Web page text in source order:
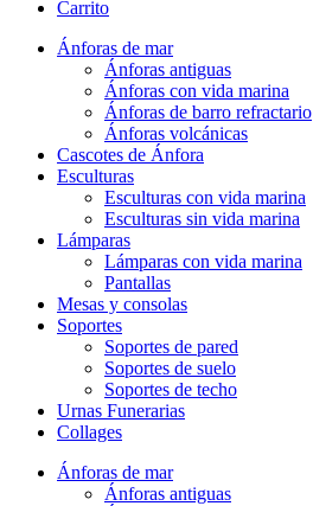
Carrito
Ánforas de mar
Ánforas antiguas
Ánforas con vida marina
Ánforas de barro refractario
Ánforas volcánicas
Cascotes de Ánfora
Esculturas
Esculturas con vida marina
Esculturas sin vida marina
Lámparas
Lámparas con vida marina
Pantallas
Mesas y consolas
Soportes
Soportes de pared
Soportes de suelo
Soportes de techo
Urnas Funerarias
Collages
Ánforas de mar
Ánforas antiguas